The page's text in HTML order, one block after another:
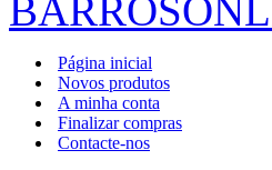
Página inicial
Novos produtos
A minha conta
Finalizar compras
Contacte-nos